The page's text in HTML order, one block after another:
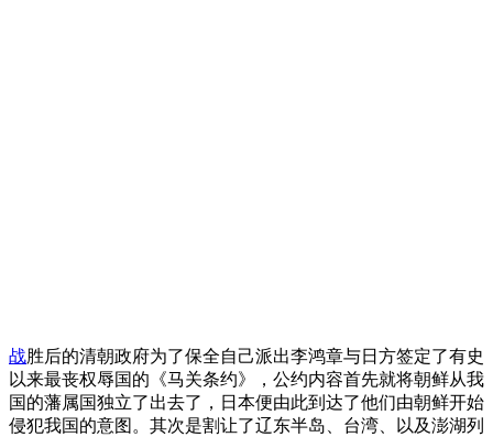
战胜后的清朝政府为了保全自己派出李鸿章与日方签定了有史
以来最丧权辱国的《马关条约》，公约内容首先就将朝鲜从我
国的藩属国独立了出去了，日本便由此到达了他们由朝鲜开始
侵犯我国的意图。其次是割让了辽东半岛、台湾、以及澎湖列